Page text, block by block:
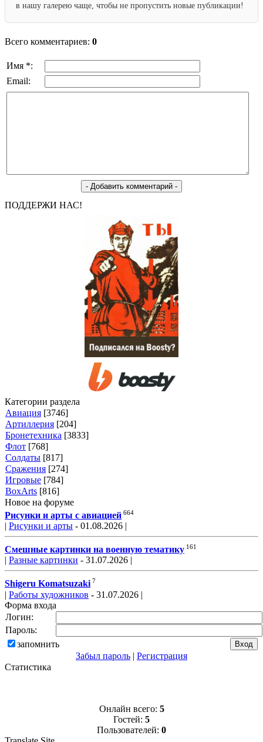
в нашу галерею чаще, чтобы не пропустить новые публикации!
Всего комментариев: 0
Имя *:
Email:
ПОДДЕРЖИ НАС!
Категории раздела
Авиация [3746]
Артиллерия [204]
Бронетехника [3833]
Флот [768]
Солдаты [817]
Сражения [274]
Игровые [784]
BoxArts [816]
Новое на форуме
Рисунки и арты с авиацией 664
| Рисунки и арты - 01.08.2026 |
Смешные картинки на военную тематику 161
| Разные картинки - 31.07.2026 |
Shigeru Komatsuzaki 7
| Работы художников - 31.07.2026 |
Форма входа
Логин:
Пароль:
запомнить
Забыл пароль | Регистрация
Статистика
Онлайн всего: 5
Гостей: 5
Пользователей: 0